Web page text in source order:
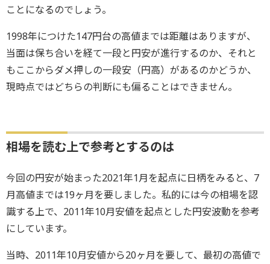
ことになるのでしょう。
1998年につけた147円台の高値までは距離はありますが、
当面は保ち合いを経て一段と円安が進行するのか、それと
もここからダメ押しの一段安（円高）があるのかどうか、
現時点ではどちらの判断にも偏ることはできません。
相場を読む上で参考とするのは
今回の円安が始まった2021年1月を起点に日柄をみると、7
月高値までは19ヶ月を要しました。私的には今の相場を認
識する上で、2011年10月安値を起点とした円安波動を参考
にしています。
当時、2011年10月安値から20ヶ月を要して、最初の高値で